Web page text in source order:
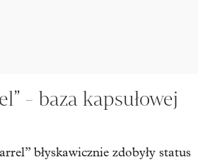
- baza kapsułowej
błyskawicznie zdobyły status